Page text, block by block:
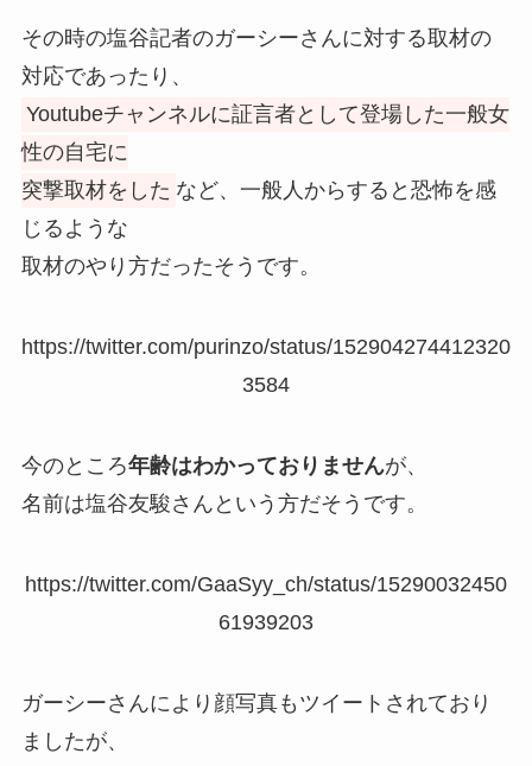
その時の塩谷記者のガーシーさんに対する取材の
対応であったり、
Youtubeチャンネルに証言者として登場した一般女
性の自宅に
突撃取材をした など、一般人からすると恐怖を感
じるような
取材のやり方だったそうです。
https://twitter.com/purinzo/status/152904274412320
3584
今のところ年齢はわかっておりませんが、
名前は塩谷友駿さんという方だそうです。
https://twitter.com/GaaSyy_ch/status/15290032450
61939203
ガーシーさんにより顔写真もツイートされており
ましたが、